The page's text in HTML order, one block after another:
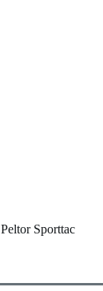
Peltor Sporttac